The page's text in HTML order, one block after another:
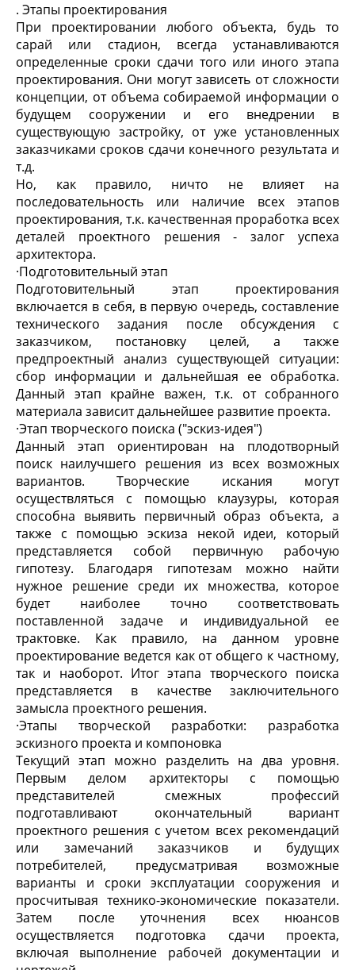
. Этапы проектирования
При проектировании любого объекта, будь то
сарай или стадион, всегда устанавливаются
определенные сроки сдачи того или иного этапа
проектирования. Они могут зависеть от сложности
концепции, от объема собираемой информации о
будущем сооружении и его внедрении в
существующую застройку, от уже установленных
заказчиками сроков сдачи конечного результата и
т.д.
Но, как правило, ничто не влияет на
последовательность или наличие всех этапов
проектирования, т.к. качественная проработка всех
деталей проектного решения - залог успеха
архитектора.
·Подготовительный этап
Подготовительный этап проектирования
включается в себя, в первую очередь, составление
технического задания после обсуждения с
заказчиком, постановку целей, а также
предпроектный анализ существующей ситуации:
сбор информации и дальнейшая ее обработка.
Данный этап крайне важен, т.к. от собранного
материала зависит дальнейшее развитие проекта.
·Этап творческого поиска ("эскиз-идея")
Данный этап ориентирован на плодотворный
поиск наилучшего решения из всех возможных
вариантов. Творческие искания могут
осуществляться с помощью клаузуры, которая
способна выявить первичный образ объекта, а
также с помощью эскиза некой идеи, который
представляется собой первичную рабочую
гипотезу. Благодаря гипотезам можно найти
нужное решение среди их множества, которое
будет наиболее точно соответствовать
поставленной задаче и индивидуальной ее
трактовке. Как правило, на данном уровне
проектирование ведется как от общего к частному,
так и наоборот. Итог этапа творческого поиска
представляется в качестве заключительного
замысла проектного решения.
·Этапы творческой разработки: разработка
эскизного проекта и компоновка
Текущий этап можно разделить на два уровня.
Первым делом архитекторы с помощью
представителей смежных профессий
подготавливают окончательный вариант
проектного решения с учетом всех рекомендаций
или замечаний заказчиков и будущих
потребителей, предусматривая возможные
варианты и сроки эксплуатации сооружения и
просчитывая технико-экономические показатели.
Затем после уточнения всех нюансов
осуществляется подготовка сдачи проекта,
включая выполнение рабочей документации и